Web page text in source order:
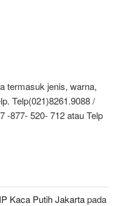
termasuk jenis, warna,
Telp(021)8261.9088 /
-877- 520- 712 atau Telp
Kaca Putih Jakartapada